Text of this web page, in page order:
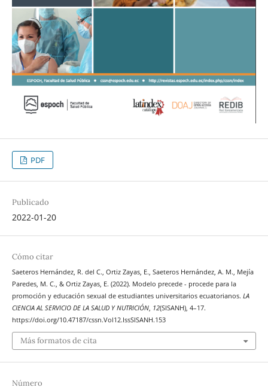
PDF
Publicado
2022-01-20
Cómo citar
Saeteros Hernández, R. del C., Ortiz Zayas, E., Saeteros Hernández, A. M., Mejía
Paredes, M. C., & Ortiz Zayas, E. (2022). Modelo precede - procede para la
promoción y educación sexual de estudiantes universitarios ecuatorianos. LA
CIENCIA AL SERVICIO DE LA SALUD Y NUTRICIÓN, 12(SISANH), 4–17.
https://doi.org/10.47187/cssn.Vol12.IssSISANH.153
Más formatos de cita
Número